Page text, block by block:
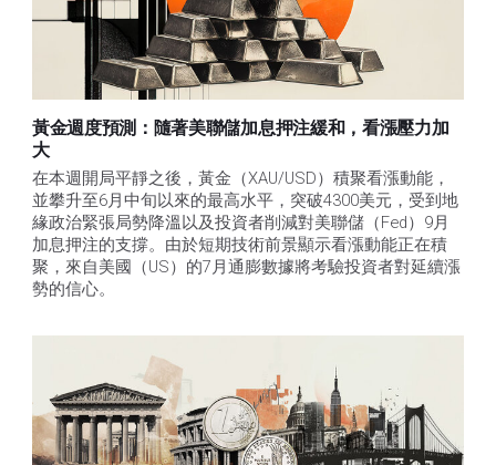
黃金週度預測：隨著美聯儲加息押注緩和，看漲壓力加
大
在本週開局平靜之後，黃金（XAU/USD）積聚看漲動能，
並攀升至6月中旬以來的最高水平，突破4300美元，受到地
緣政治緊張局勢降溫以及投資者削減對美聯儲（Fed）9月
加息押注的支撐。由於短期技術前景顯示看漲動能正在積
聚，來自美國（US）的7月通膨數據將考驗投資者對延續漲
勢的信心。